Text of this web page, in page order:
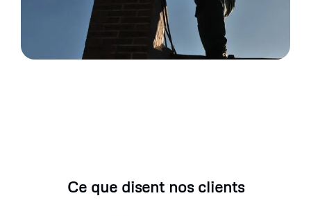
Ce que disent nos clients